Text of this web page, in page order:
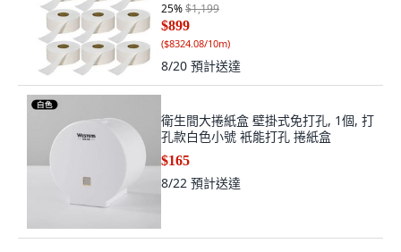
25%$1,199
$899
($8324.08/10m)
8/20 預計送達
衛生間大捲紙盒 壁掛式免打孔, 1個, 打
孔款白色小號 衹能打孔 捲紙盒
$165
8/22 預計送達